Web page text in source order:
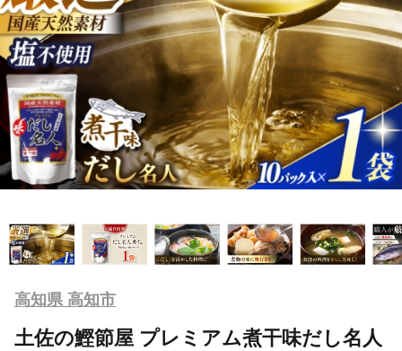
高知県 高知市
土佐の鰹節屋 プレミアム煮干味だし名人